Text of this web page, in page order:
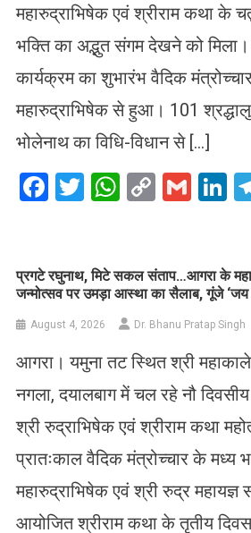
महारुद्राभिषेक एवं श्रीराम कथा के
भक्ति का अद्भुत संगम देखने को मिला।
कार्यक्रम का शुभारंभ वैदिक
महारुद्राभिषेक से हुआ। 101
भोलेनाथ का विधि-विधान से […]
Facebook
Twitter
WhatsApp
Copy
प्रगटे रघुनाथ, मिटे सकल संताप…आगरा के
जन्मोत्सव पर उमड़ा आस्था का सैलाब, गूंजे ‘जय
August 4, 2026 Dr. Bhanu Pratap Singh
आगरा। यमुना तट स्थित श्री
नगला, दयालबाग में चल रहे नौ दिवसीय
श्री रुद्राभिषेक एवं श्रीराम कथा
प्रातःकाल वैदिक मंत्रोच्चार के मध्य
महारुद्राभिषेक एवं श्री रुद्र
आयोजित श्रीराम कथा के तृतीय